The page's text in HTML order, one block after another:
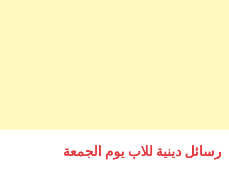
رسائل دينية للاب يوم الجمعة